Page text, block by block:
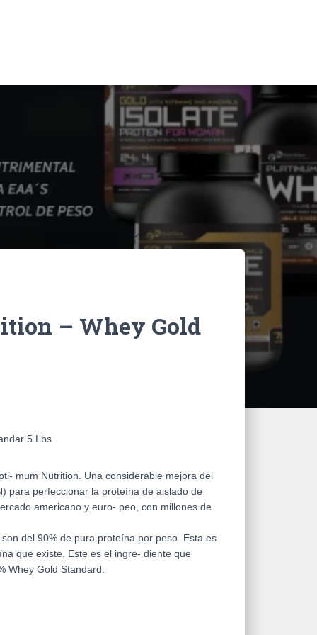
– Whey Gold
5 Lbs
mum Nutrition. Una considerable mejora del
para perfeccionar la proteína de aislado de
americano y euro- peo, con millones de
del 90% de pura proteína por peso. Esta es
que existe. Este es el ingre- diente que
Whey Gold Standard.